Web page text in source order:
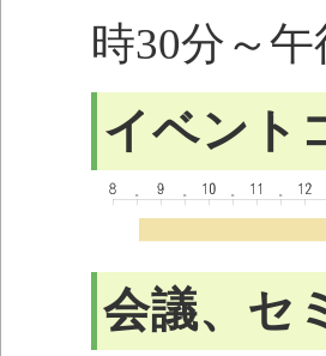
時30分～
イベント
会議、セ